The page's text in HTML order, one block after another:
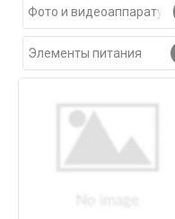
Фото и видеоаппаратура
Элементы питания